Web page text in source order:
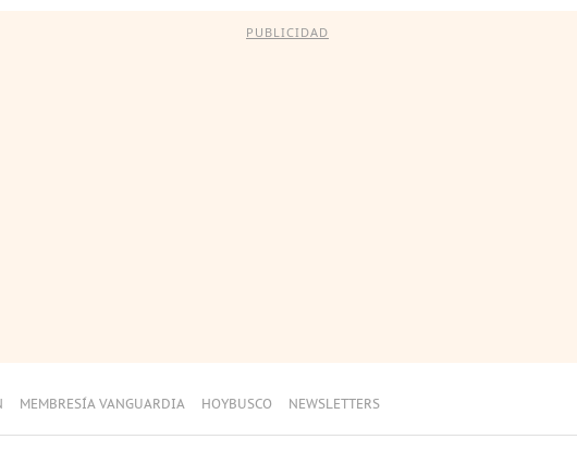
PUBLICIDAD
MEMBRESÍA VANGUARDIA HOYBUSCO NEWSLETTERS